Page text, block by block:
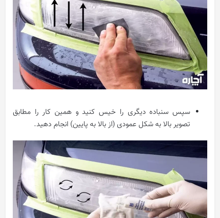
سپس سنباده دیگری را خیس کنید و همین کار را مطابق
تصویر بالا به شکل عمودی (از بالا به پایین) انجام دهید.